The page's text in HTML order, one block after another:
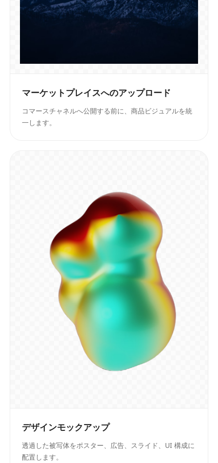
マーケットプレイスへのアップロード
コマースチャネルへ公開する前に、商品ビジュアルを統
一します。
デザインモックアップ
透過した被写体をポスター、広告、スライド、UI 構成に
配置します。